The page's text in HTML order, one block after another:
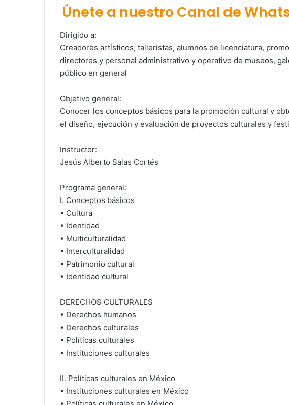
Únete a nuestro Canal de
Dirigido a:
Creadores artísticos, talleristas, alumnos de licenciatura,
directores y personal administrativo y operativo de museos,
público en general
Objetivo general:
Conocer los conceptos básicos para la promoción cultural y
el diseño, ejecución y evaluación de proyectos culturales y
Instructor:
Jesús Alberto Salas Cortés
Programa general:
I. Conceptos básicos
• Cultura
• Identidad
• Multiculturalidad
• Interculturalidad
• Patrimonio cultural
• Identidad cultural
DERECHOS CULTURALES
• Derechos humanos
• Derechos culturales
• Políticas culturales
• Instituciones culturales
II. Políticas culturales en México
• Instituciones culturales en México